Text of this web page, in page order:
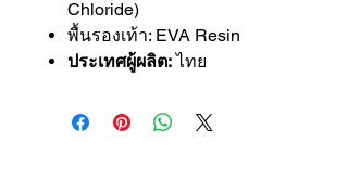
Chloride)
พื้นรองเท้า: EVA Resin
ประเทศผู้ผลิต:ไทย